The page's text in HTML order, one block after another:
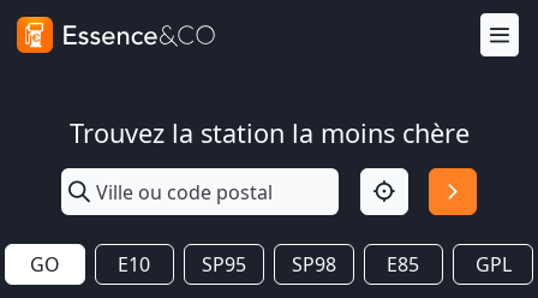
Trouvez la station la moins chère
GO E10 SP95 SP98 E85 GPL